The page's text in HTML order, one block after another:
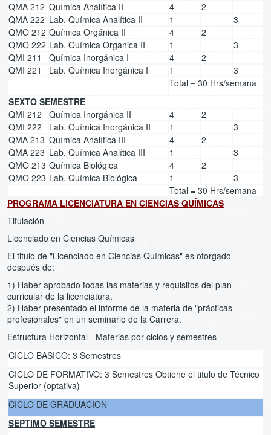
QMA 212 Química Analítica II 4
2
QMA 222 Lab. Química Analítica II 1
3
QMO 212 Química Orgánica II 4
2
QMO 222 Lab. Química Orgánica II 1
3
QMI 211
Química Inorgánica I 4
2
QMI 221
Lab. Química Inorgánica I 1
3
Total = 30 Hrs/semana
SEXTO SEMESTRE
QMI 212
Química Inorgánica II 4
2
QMI 222
Lab. Química Inorgánica II 1
3
QMA 213 Química Analítica III 4
2
QMA 223 Lab. Química Analítica III 1
3
QMO 213 Química Biológica 4
2
QMO 223 Lab. Química Biológica 1
3
Total = 30 Hrs/semana
PROGRAMA LICENCIATURA EN CIENCIAS QUÍMICAS
Titulación
Licenciado en Ciencias Químicas
El titulo de "Licenciado en Ciencias Químicas" es otorgado
después de:
1) Haber aprobado todas las materias y requisitos del plan
curricular de la licenciatura.
2) Haber presentado el informe de la materia de "prácticas
profesionales" en un seminario de la Carrera.
Estructura Horizontal - Materias por ciclos y semestres
CICLO BASICO: 3 Semestres
CICLO DE FORMATIVO: 3 Semestres Obtiene el titulo de Técnico
Superior (optativa)
CICLO DE GRADUACION
SEPTIMO SEMESTRE